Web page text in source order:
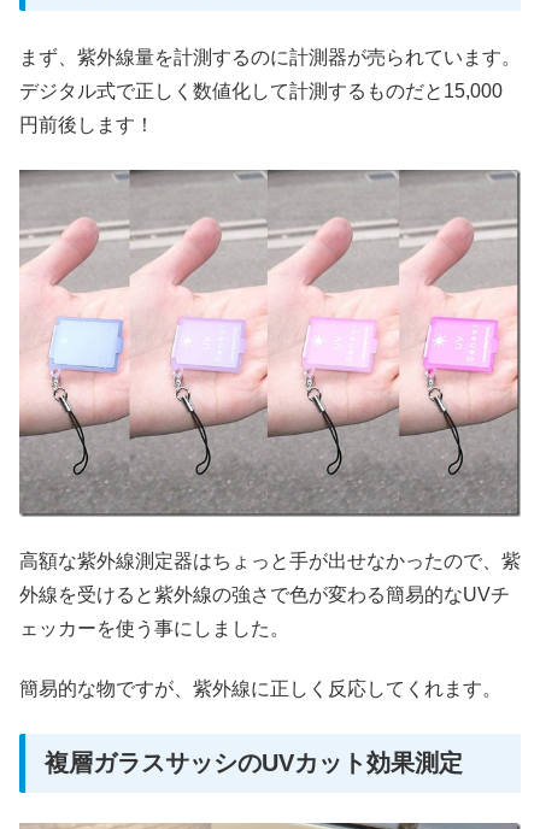
まず、紫外線量を計測するのに計測器が売られています。
デジタル式で正しく数値化して計測するものだと15,000
円前後します！
高額な紫外線測定器はちょっと手が出せなかったので、紫
外線を受けると紫外線の強さで色が変わる簡易的なUVチ
ェッカーを使う事にしました。
簡易的な物ですが、紫外線に正しく反応してくれます。
複層ガラスサッシのUVカット効果測定